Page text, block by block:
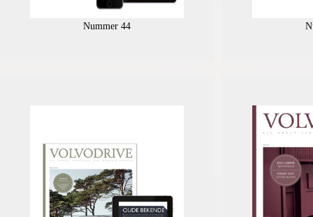
Nummer 44